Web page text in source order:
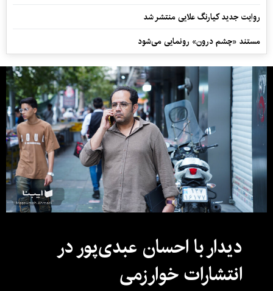
روایت جدید کیارنگ علایی منتشر شد
مستند «چشم درون» رونمایی می‌شود
دیدار با احسان عبدی‌پور در
انتشارات خوارزمی